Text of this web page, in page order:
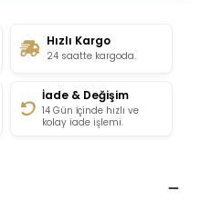
Hızlı Kargo
24 saatte kargoda.
İade & Değişim
14 Gün İçinde hızlı ve
kolay iade işlemi.